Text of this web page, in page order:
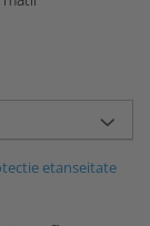
etanseitate